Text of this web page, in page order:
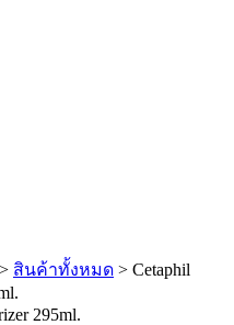
> สินค้าทั้งหมด > Cetaphil
295ml.